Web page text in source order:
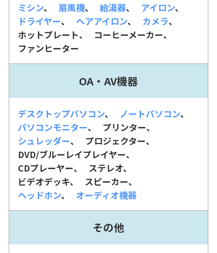
ミシン 扇風機 給湯器
アイロン
ドライヤー
ヘアアイロン
カメラ
ホットプレート
コーヒーメーカー
ファンヒーター
OA・AV機器
デスクトップパソコン
ノートパソコン
パソコンモニター
プリンター
シュレッダー
プロジェクター
DVD/ブルーレイプレイヤー
CDプレーヤー
ステレオ
ビデオデッキ
スピーカー
ヘッドホン
オーディオ機器
その他